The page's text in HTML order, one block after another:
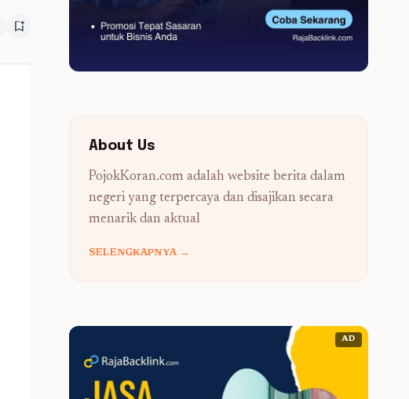
bookmark_add
About Us
PojokKoran.com adalah website berita dalam
negeri yang terpercaya dan disajikan secara
menarik dan aktual
SELENGKAPNYA →
AD